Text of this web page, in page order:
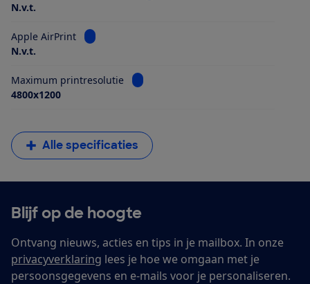
N.v.t.
Apple AirPrint
Bekijk informatie voor Apple AirPrint
N.v.t.
Maximum printresolutie
Bekijk informatie voor Maximum
4800x1200
Alle specificaties
Blijf op de hoogte
Ontvang nieuws, acties en tips in je mailbox. In onze
privacyverklaring lees je hoe we omgaan met je
persoonsgegevens en e-mails voor je personaliseren.